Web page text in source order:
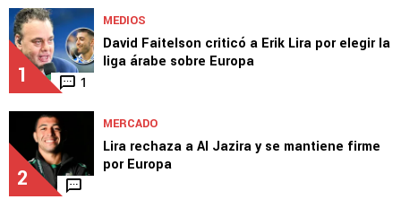
1 1
MEDIOS
David Faitelson criticó a Erik Lira por elegir la
liga árabe sobre Europa
2
MERCADO
Lira rechaza a Al Jazira y se mantiene firme
por Europa